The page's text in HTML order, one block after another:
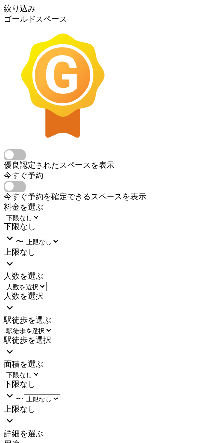
絞り込み
ゴールドスペース
優良認定されたスペースを表示
今すぐ予約
今すぐ予約を確定できるスペースを表示
料金を選ぶ
下限なし
〜
上限なし
人数を選ぶ
人数を選択
駅徒歩を選ぶ
駅徒歩を選択
面積を選ぶ
下限なし
〜
上限なし
詳細を選ぶ